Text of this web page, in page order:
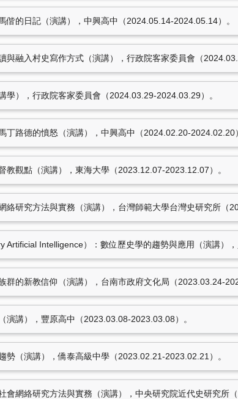
偕的日記（演講），中興高中（2024.05.14-2024.05.14）。
與融入村史寫作方式（演講），行政院客家委員會（
學），行政院客家委員會（2024.03.29-2024.03.29）。
丁路德的憤怒（演講），中興高中（2024.02.20-2024.02.20
觀點（演講），東海大學（2023.12.07-2023.12.07）。
絡研究方法與實務（演講），台灣師範大學台灣史研究所（
Artificial Intelligence）：數位歷史學的趨勢與應用（演講）
群的新教信仰（演講），台南市政府文化局（2023.03.24-
演講），豐原高中（2023.03.08-2023.03.08）。
勢（演講），僑泰高級中學（2023.02.21-2023.02.21）。
會網絡研究方法與實務（演講），中央研究院近代史研究所